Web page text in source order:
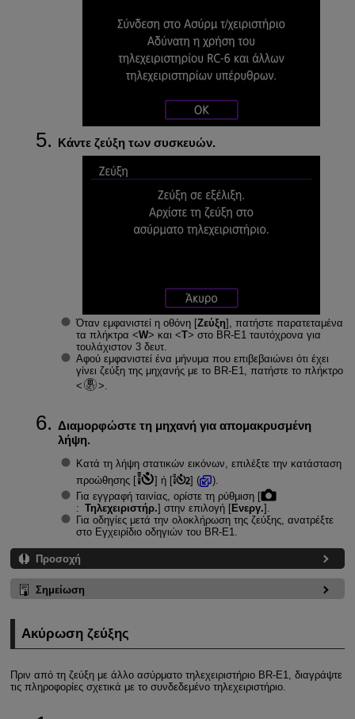
Κάντε ζεύξη των συσκευών.
Όταν εμφανιστεί η οθόνη [Ζεύξη], πατήστε παρατεταμένα
τα πλήκτρα
W και T στο BR-E1 ταυτόχρονα για
τουλάχιστον 3 δευτ.
Αφού εμφανιστεί ένα μήνυμα που επιβεβαιώνει ότι έχει
γίνει ζεύξη της μηχανής με το BR-E1
, πατήστε το πλήκτρο
Διαμορφώστε τη μηχανή για απομακρυσμένη
λήψη.
Κατά τη λήψη στατικών εικόνων, επιλέξτε την κατάσταση
προώθησης [
] ή [ ] (
).
Για εγγραφή ταινίας, ορίστε τη ρύθμιση [
: Τηλεχειριστήρ.] στην επιλογή [Ενεργ.].
Για οδηγίες μετά την ολοκλήρωση της ζεύξης, ανατρέξτε
στο Εγχειρίδιο οδηγιών του BR-E1.
Προσοχή
Σημείωση
Ακύρωση ζεύξης
Πριν από τη ζεύξη με άλλο ασύρματο τηλεχειριστήριο BR-E1
, διαγράψτε
τις πληροφορίες σχετικά με το συνδεδεμένο τηλεχειριστήριο.